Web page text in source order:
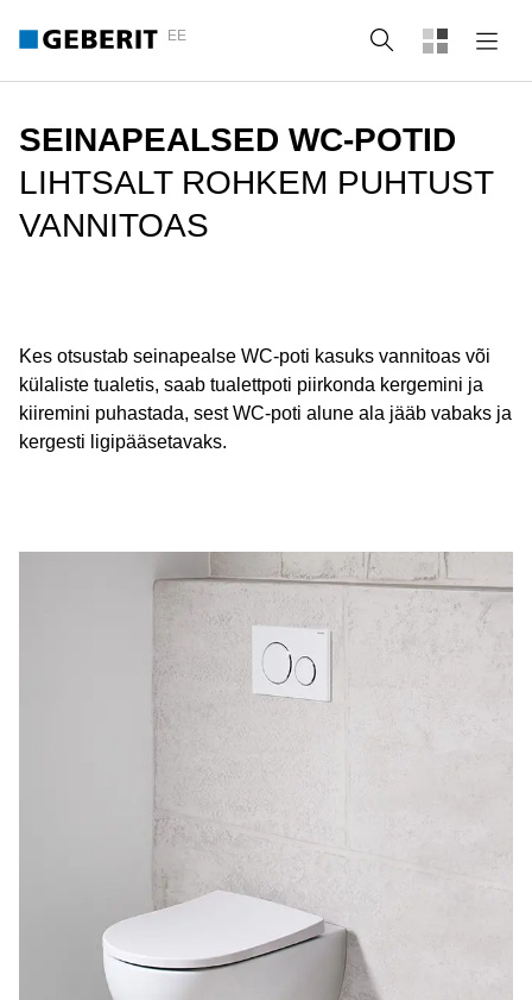
EE Otsing
SEINAPEALSED WC-POTID
LIHTSALT ROHKEM PUHTUST
VANNITOAS
Kes otsustab seinapealse WC-poti kasuks vannitoas või
külaliste tualetis, saab tualettpoti piirkonda kergemini ja
kiiremini puhastada, sest WC-poti alune ala jääb vabaks ja
kergesti ligipääsetavaks.